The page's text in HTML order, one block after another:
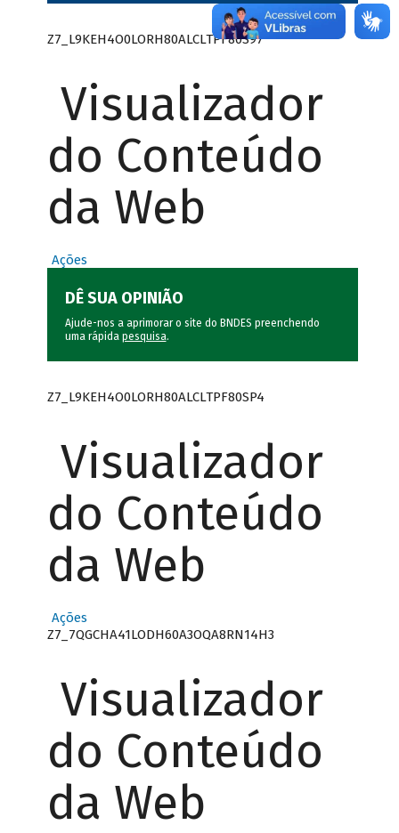
Z7_L9KEH4O0LORH80ALCLTPF80S97
Visualizador
do Conteúdo
da Web
Ações
DÊ SUA OPINIÃO
Ajude-nos a aprimorar o site do BNDES preenchendo
uma rápida pesquisa.
Z7_L9KEH4O0LORH80ALCLTPF80SP4
Visualizador
do Conteúdo
da Web
Ações
Z7_7QGCHA41LODH60A3OQA8RN14H3
Visualizador
do Conteúdo
da Web